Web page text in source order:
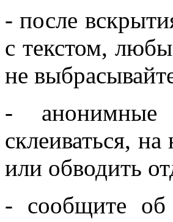
- после
с текстом,
не
- анонимные
склеиваться,
или обводить
- сообщите об